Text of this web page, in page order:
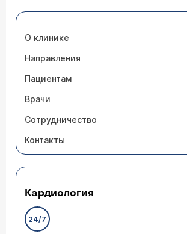
О клинике
Направления
Пациентам
Врачи
Сотрудничество
Контакты
Кардиология
24/7